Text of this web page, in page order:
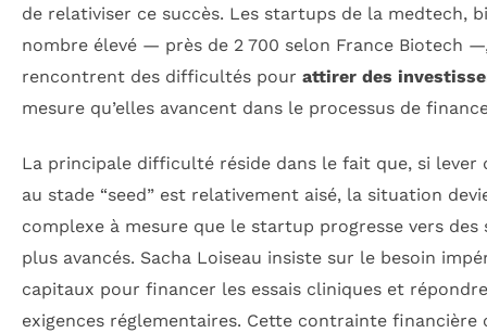
de relativiser ce succès. Les startups de la medtech,
nombre élevé — près de 2 700 selon France Biotech
rencontrent des difficultés pour attirer des
mesure qu’elles avancent dans le processus de
La principale difficulté réside dans le fait que, si lever
au stade “seed” est relativement aisé, la situation
complexe à mesure que le startup progresse vers des
plus avancés. Sacha Loiseau insiste sur le besoin
capitaux pour financer les essais cliniques et
exigences réglementaires. Cette contrainte financière